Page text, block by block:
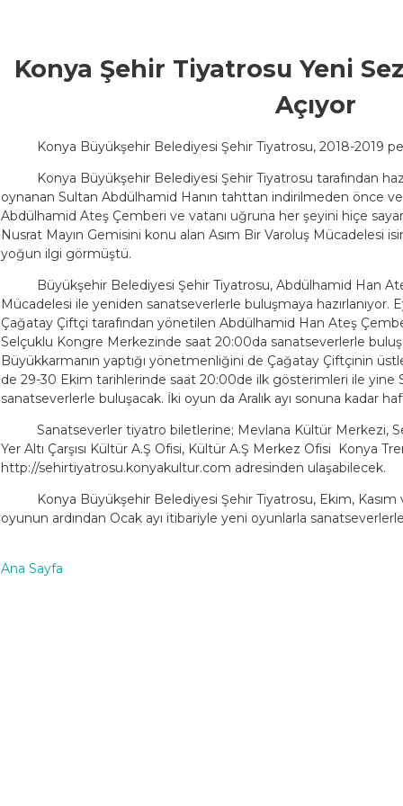
Konya Şehir Tiyatrosu Yeni
Açıyor
Konya Büyükşehir Belediyesi Şehir Tiyatrosu, 2018-2019
Konya Büyükşehir Belediyesi Şehir Tiyatrosu tarafından
oynanan Sultan Abdülhamid Hanın tahttan indirilmeden önce
Abdülhamid Ateş Çemberi ve vatanı uğruna her şeyini hiçe
Nusrat Mayın Gemisini konu alan Asım Bir Varoluş Mücadelesi
yoğun ilgi görmüştü.
Büyükşehir Belediyesi Şehir Tiyatrosu, Abdülhamid Han
Mücadelesi ile yeniden sanatseverlerle buluşmaya hazırlanıyor.
Çağatay Çiftçi tarafından yönetilen Abdülhamid Han Ateş
Selçuklu Kongre Merkezinde saat 20:00da sanatseverlerle
Büyükkarmanın yaptığı yönetmenliğini de Çağatay Çiftçinin
de 29-30 Ekim tarihlerinde saat 20:00de ilk gösterimleri ile yine
sanatseverlerle buluşacak. İki oyun da Aralık ayı sonuna kadar
Sanatseverler tiyatro biletlerine; Mevlana Kültür Merkezi,
Yer Altı Çarşısı Kültür A.Ş Ofisi, Kültür A.Ş Merkez Ofisi  Konya
http://sehirtiyatrosu.konyakultur.com adresinden ulaşabilecek.
Konya Büyükşehir Belediyesi Şehir Tiyatrosu, Ekim, Kasım
oyunun ardından Ocak ayı itibariyle yeni oyunlarla
Ana Sayfa